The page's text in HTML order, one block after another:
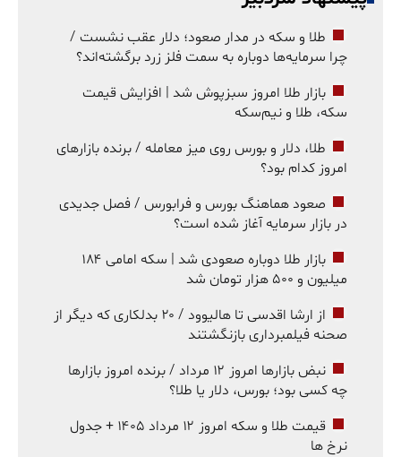
طلا و سکه در مدار صعود؛ دلار عقب نشست /
چرا سرمایه‌ها دوباره به سمت فلز زرد برگشته‌اند؟
بازار طلا امروز سبزپوش شد | افزایش قیمت
سکه، طلا و نیم‌سکه
طلا، دلار و بورس روی میز معامله / برنده بازارهای
امروز کدام بود؟
صعود هماهنگ بورس و فرابورس / فصل جدیدی
در بازار سرمایه آغاز شده است؟
بازار طلا دوباره صعودی شد | سکه امامی ۱۸۴
میلیون و ۵۰۰ هزار تومان شد
از ارشا اقدسی تا هالیوود / ۲۰ بدلکاری که دیگر از
صحنه فیلمبرداری بازنگشتند
نبض بازارها امروز ۱۲ مرداد / برنده امروز بازارها
چه کسی بود؛ بورس، دلار یا طلا؟
قیمت طلا و سکه امروز ۱۲ مرداد ۱۴۰۵ + جدول
نرخ ها